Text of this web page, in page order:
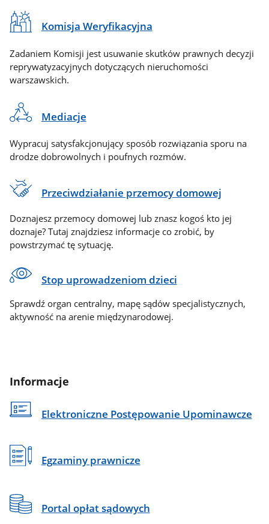
Komisja Weryfikacyjna
Zadaniem Komisji jest usuwanie skutków prawnych decyzji
reprywatyzacyjnych dotyczących nieruchomości
warszawskich.
Mediacje
Wypracuj satysfakcjonujący sposób rozwiązania sporu na
drodze dobrowolnych i poufnych rozmów.
Przeciwdziałanie przemocy domowej
Doznajesz przemocy domowej lub znasz kogoś kto jej
doznaje? Tutaj znajdziesz informacje co zrobić, by
powstrzymać tę sytuację.
Stop uprowadzeniom dzieci
Sprawdź organ centralny, mapę sądów specjalistycznych,
aktywność na arenie międzynarodowej.
Informacje
Elektroniczne Postępowanie Upominawcze
Egzaminy prawnicze
Portal opłat sądowych